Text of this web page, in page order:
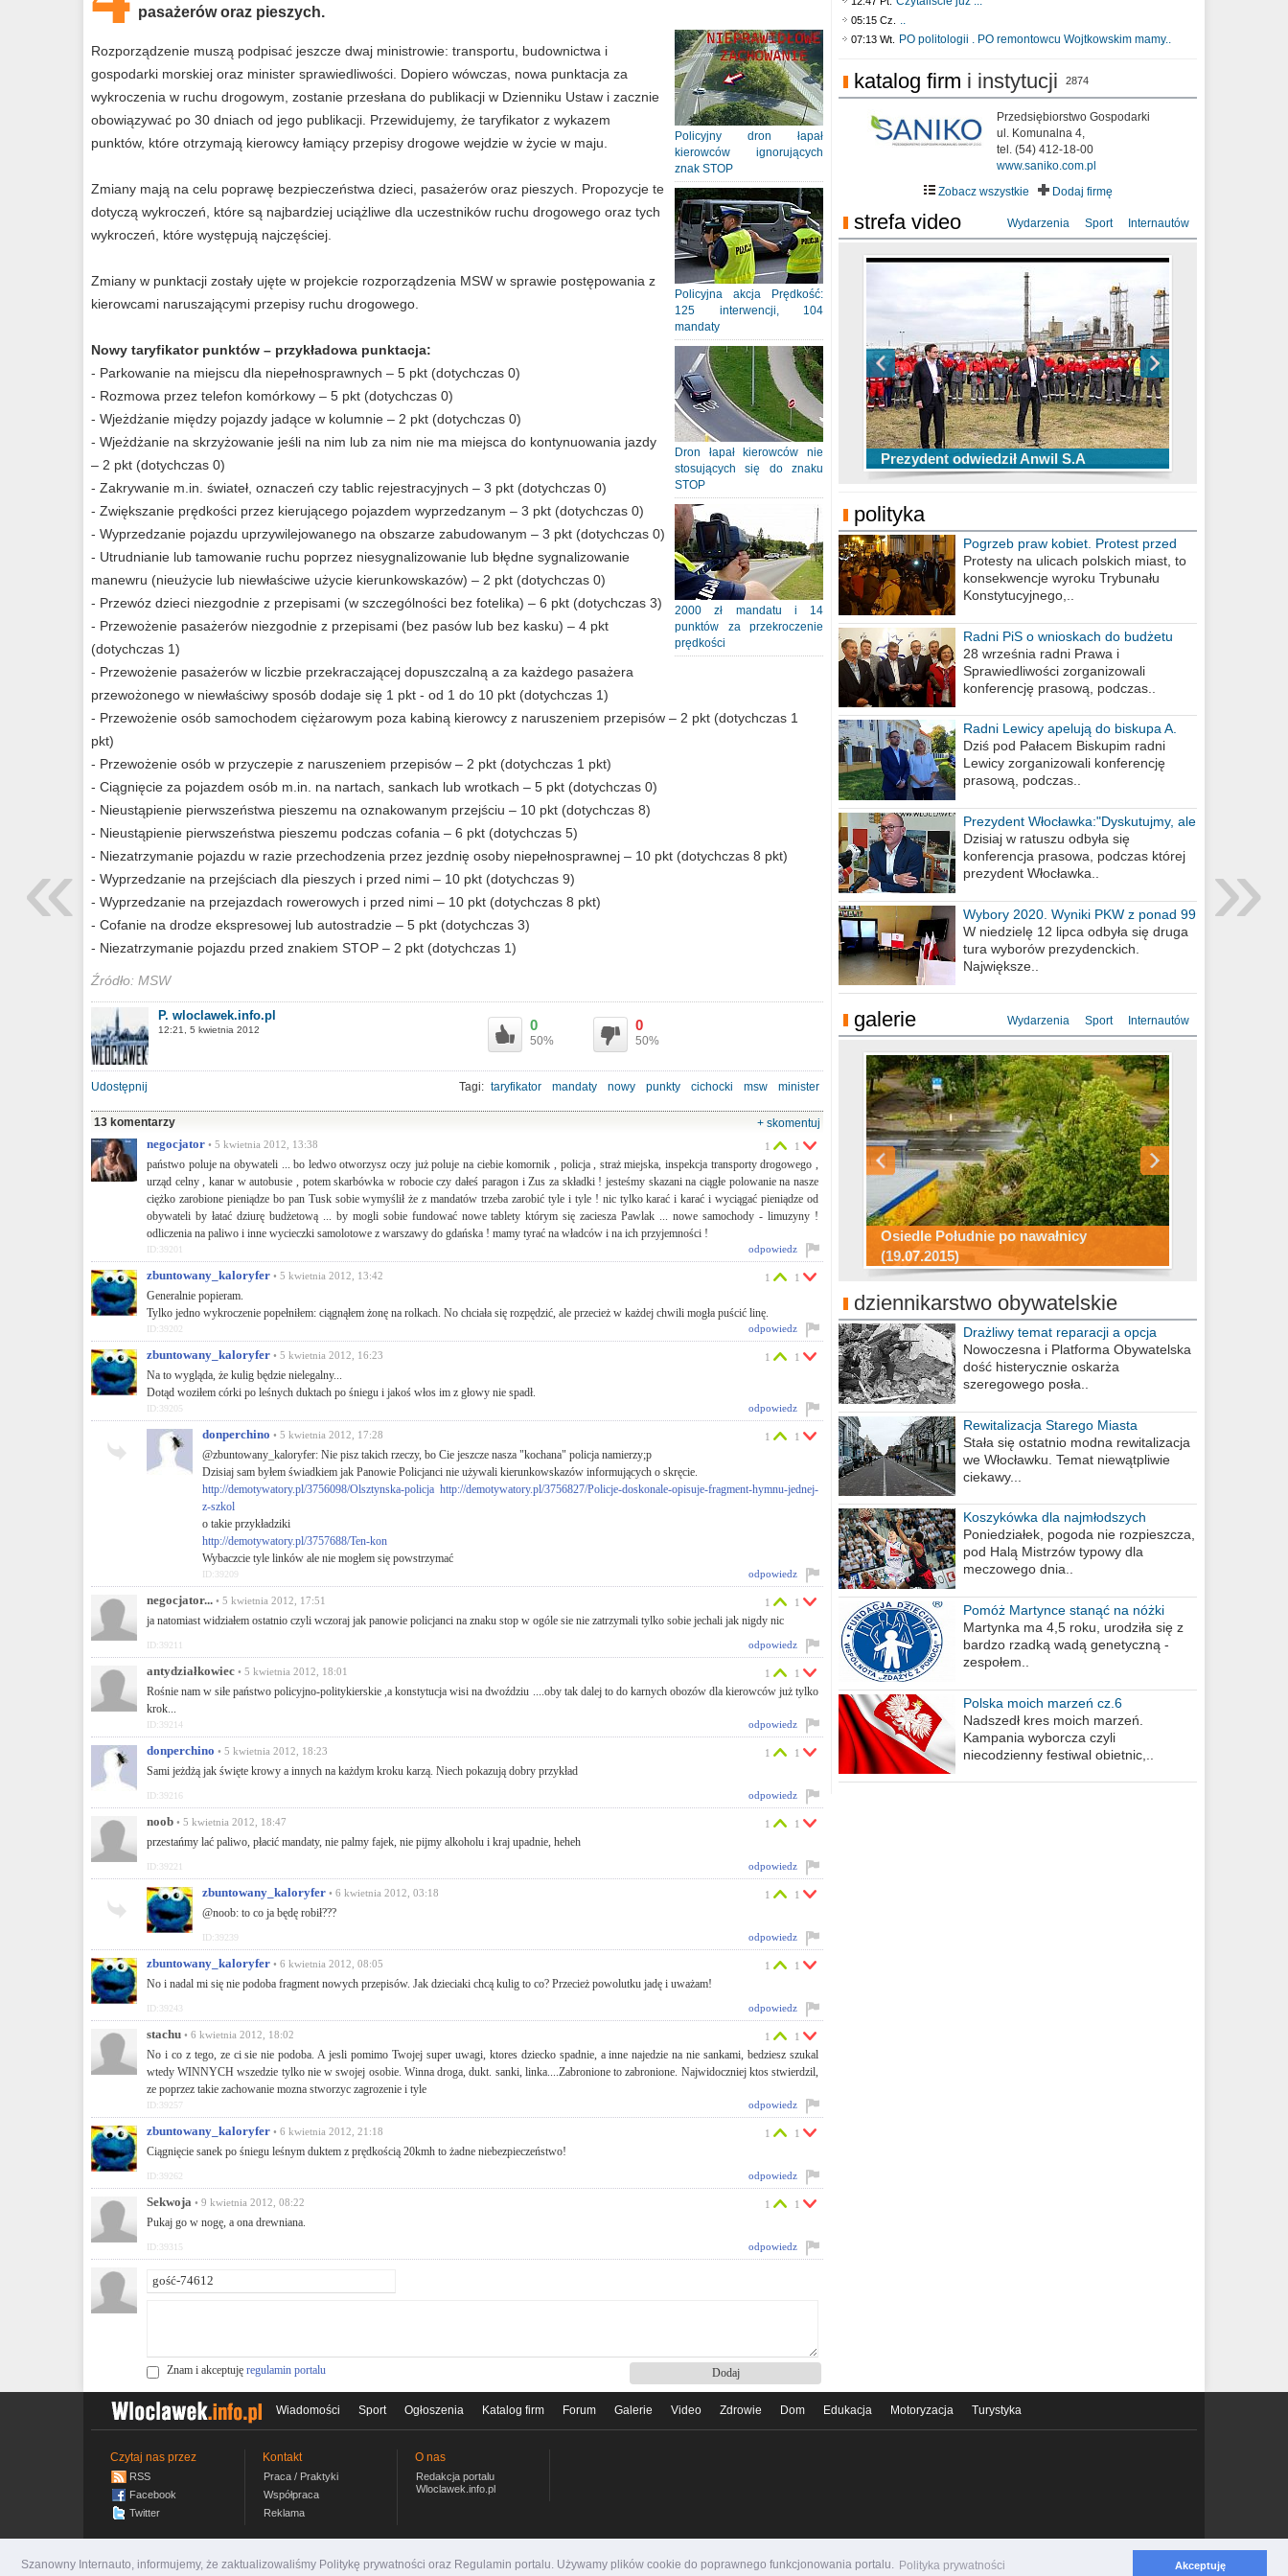
Szanowny Internauto, informujemy, że zaktualizowaliśmy Politykę prywatności oraz Regulamin portalu. Używamy plików cookie do poprawnego funkcjonowania portalu. Polityka prywatności Akceptuję
pasażerów oraz pieszych.
Policyjny dron łapał
kierowców ignorujących
znak STOP
Policyjna akcja Prędkość:
125 interwencji, 104
mandaty
Dron łapał kierowców nie
stosujących się do znaku
STOP
2000 zł mandatu i 14
punktów za przekroczenie
prędkości
Rozporządzenie muszą podpisać jeszcze dwaj ministrowie: transportu, budownictwa i
gospodarki morskiej oraz minister sprawiedliwości. Dopiero wówczas, nowa punktacja za
wykroczenia w ruchu drogowym, zostanie przesłana do publikacji w Dzienniku Ustaw i zacznie
obowiązywać po 30 dniach od jego publikacji. Przewidujemy, że taryfikator z wykazem
punktów, które otrzymają kierowcy łamiący przepisy drogowe wejdzie w życie w maju.
Zmiany mają na celu poprawę bezpieczeństwa dzieci, pasażerów oraz pieszych. Propozycje te
dotyczą wykroczeń, które są najbardziej uciążliwe dla uczestników ruchu drogowego oraz tych
wykroczeń, które występują najczęściej.
Zmiany w punktacji zostały ujęte w projekcie rozporządzenia MSW w sprawie postępowania z
kierowcami naruszającymi przepisy ruchu drogowego.
Nowy taryfikator punktów – przykładowa punktacja:
- Parkowanie na miejscu dla niepełnosprawnych – 5 pkt (dotychczas 0)
- Rozmowa przez telefon komórkowy – 5 pkt (dotychczas 0)
- Wjeżdżanie między pojazdy jadące w kolumnie – 2 pkt (dotychczas 0)
- Wjeżdżanie na skrzyżowanie jeśli na nim lub za nim nie ma miejsca do kontynuowania jazdy
– 2 pkt (dotychczas 0)
- Zakrywanie m.in. świateł, oznaczeń czy tablic rejestracyjnych – 3 pkt (dotychczas 0)
- Zwiększanie prędkości przez kierującego pojazdem wyprzedzanym – 3 pkt (dotychczas 0)
- Wyprzedzanie pojazdu uprzywilejowanego na obszarze zabudowanym – 3 pkt (dotychczas 0)
- Utrudnianie lub tamowanie ruchu poprzez niesygnalizowanie lub błędne sygnalizowanie
manewru (nieużycie lub niewłaściwe użycie kierunkowskazów) – 2 pkt (dotychczas 0)
- Przewóz dzieci niezgodnie z przepisami (w szczególności bez fotelika) – 6 pkt (dotychczas 3)
- Przewożenie pasażerów niezgodnie z przepisami (bez pasów lub bez kasku) – 4 pkt
(dotychczas 1)
- Przewożenie pasażerów w liczbie przekraczającej dopuszczalną a za każdego pasażera
przewożonego w niewłaściwy sposób dodaje się 1 pkt - od 1 do 10 pkt (dotychczas 1)
- Przewożenie osób samochodem ciężarowym poza kabiną kierowcy z naruszeniem przepisów – 2 pkt (dotychczas 1
pkt)
- Przewożenie osób w przyczepie z naruszeniem przepisów – 2 pkt (dotychczas 1 pkt)
- Ciągnięcie za pojazdem osób m.in. na nartach, sankach lub wrotkach – 5 pkt (dotychczas 0)
- Nieustąpienie pierwszeństwa pieszemu na oznakowanym przejściu – 10 pkt (dotychczas 8)
- Nieustąpienie pierwszeństwa pieszemu podczas cofania – 6 pkt (dotychczas 5)
- Niezatrzymanie pojazdu w razie przechodzenia przez jezdnię osoby niepełnosprawnej – 10 pkt (dotychczas 8 pkt)
- Wyprzedzanie na przejściach dla pieszych i przed nimi – 10 pkt (dotychczas 9)
- Wyprzedzanie na przejazdach rowerowych i przed nimi – 10 pkt (dotychczas 8 pkt)
- Cofanie na drodze ekspresowej lub autostradzie – 5 pkt (dotychczas 3)
- Niezatrzymanie pojazdu przed znakiem STOP – 2 pkt (dotychczas 1)
Źródło: MSW
P. wloclawek.info.pl
12:21, 5 kwietnia 2012 0
50%
0
50%
Udostępnij Tagi: taryfikator mandaty nowy punkty cichocki msw
minister
13 komentarzy
+ skomentuj
negocjator • 5 kwietnia 2012, 13:38
państwo poluje na obywateli ... bo ledwo otworzysz oczy już poluje na ciebie komornik , policja , straż miejska, inspekcja transporty drogowego ,
urząd celny , kanar w autobusie , potem skarbówka w robocie czy dałeś paragon i Zus za składki ! jesteśmy skazani na ciągłe polowanie na nasze
ciężko zarobione pieniądze bo pan Tusk sobie wymyślił że z mandatów trzeba zarobić tyle i tyle ! nic tylko karać i karać i wyciągać pieniądze od
obywateli by łatać dziurę budżetową ... by mogli sobie fundować nowe tablety którym się zaciesza Pawlak ... nowe samochody - limuzyny !
odliczenia na paliwo i inne wycieczki samolotowe z warszawy do gdańska ! mamy tyrać na władców i na ich przyjemności !
1 1
odpowiedz
ID:39201
zbuntowany_kaloryfer • 5 kwietnia 2012, 13:42
Generalnie popieram.
Tylko jedno wykroczenie popełniłem: ciągnąłem żonę na rolkach. No chciała się rozpędzić, ale przecież w każdej chwili mogła puścić linę.
1 1
odpowiedz
ID:39202
zbuntowany_kaloryfer • 5 kwietnia 2012, 16:23
Na to wygląda, że kulig będzie nielegalny...
Dotąd woziłem córki po leśnych duktach po śniegu i jakoś włos im z głowy nie spadł.
1 1
odpowiedz
ID:39205
donperchino • 5 kwietnia 2012, 17:28
@zbuntowany_kaloryfer: Nie pisz takich rzeczy, bo Cie jeszcze nasza "kochana" policja namierzy;p
Dzisiaj sam byłem świadkiem jak Panowie Policjanci nie używali kierunkowskazów informujących o skręcie.
http://demotywatory.pl/3756098/Olsztynska-policja http://demotywatory.pl/3756827/Policje-doskonale-opisuje-fragment-hymnu-jednej-
z-szkol
o takie przykładziki
http://demotywatory.pl/3757688/Ten-kon
Wybaczcie tyle linków ale nie mogłem się powstrzymać
1 1
odpowiedz
ID:39209
negocjator... • 5 kwietnia 2012, 17:51
ja natomiast widziałem ostatnio czyli wczoraj jak panowie policjanci na znaku stop w ogóle sie nie zatrzymali tylko sobie jechali jak nigdy nic
1 1
odpowiedz
ID:39211
antydziałkowiec • 5 kwietnia 2012, 18:01
Rośnie nam w siłe państwo policyjno-politykierskie ,a konstytucja wisi na dwoździu ....oby tak dalej to do karnych obozów dla kierowców już tylko
krok...
1 1
odpowiedz
ID:39214
donperchino • 5 kwietnia 2012, 18:23
Sami jeżdżą jak święte krowy a innych na każdym kroku karzą. Niech pokazują dobry przykład
1 1
odpowiedz
ID:39216
noob • 5 kwietnia 2012, 18:47
przestańmy lać paliwo, płacić mandaty, nie palmy fajek, nie pijmy alkoholu i kraj upadnie, heheh
1 1
odpowiedz
ID:39221
zbuntowany_kaloryfer • 6 kwietnia 2012, 03:18
@noob: to co ja będę robił???
1 1
odpowiedz
ID:39239
zbuntowany_kaloryfer • 6 kwietnia 2012, 08:05
No i nadal mi się nie podoba fragment nowych przepisów. Jak dzieciaki chcą kulig to co? Przecież powolutku jadę i uważam!
1 1
odpowiedz
ID:39243
stachu • 6 kwietnia 2012, 18:02
No i co z tego, ze ci sie nie podoba. A jesli pomimo Twojej super uwagi, ktores dziecko spadnie, a inne najedzie na nie sankami, bedziesz szukal
wtedy WINNYCH wszedzie tylko nie w swojej osobie. Winna droga, dukt. sanki, linka....Zabronione to zabronione. Najwidoczniej ktos stwierdzil,
ze poprzez takie zachowanie mozna stworzyc zagrozenie i tyle
1 1
odpowiedz
ID:39257
zbuntowany_kaloryfer • 6 kwietnia 2012, 21:18
Ciągnięcie sanek po śniegu leśnym duktem z prędkością 20kmh to żadne niebezpieczeństwo!
1 1
odpowiedz
ID:39262
Sekwoja • 9 kwietnia 2012, 08:22
Pukaj go w nogę, a ona drewniana.
1 1
odpowiedz
ID:39315
Znam i akceptuję regulamin portalu
05:15 Cz. ..
07:13 Wt. PO politologii . PO remontowcu Wojtkowskim mamy..
katalog firm i instytucji 2874
Przedsiębiorstwo Gospodarki
ul. Komunalna 4,
tel. (54) 412-18-00
www.saniko.com.pl
Zobacz wszystkie
Dodaj firmę
strefa video Wydarzenia Sport Internautów
Prezydent odwiedził Anwil S.A
TOP 10 przechwytów Anwilu Włocławek
w EBL w sezonie 2019/2020
TOP 5 rzutów Anwilu Włocławek w BCL
w sezonie 2019/2020
Ni To Ponk - W oczach mamy strach
sixf33t .Last Year DRONE FOOTAGE
Włocławek
XXIII Sesja Rady Miasta Włocławek VIII
kadencji w dniu 09.06.2020 r.
polityka
Pogrzeb praw kobiet. Protest przed
biurem poselskim PiS
Protesty na ulicach polskich miast, to
konsekwencje wyroku Trybunału
Konstytucyjnego,..
Radni PiS o wnioskach do budżetu
miasta na 2021 rok
28 września radni Prawa i
Sprawiedliwości zorganizowali
konferencję prasową, podczas..
Radni Lewicy apelują do biskupa A.
Wiesława Meringa
Dziś pod Pałacem Biskupim radni
Lewicy zorganizowali konferencję
prasową, podczas..
Prezydent Włocławka:"Dyskutujmy, ale
nie obrażajmy się”
Dzisiaj w ratuszu odbyła się
konferencja prasowa, podczas której
prezydent Włocławka..
Wybory 2020. Wyniki PKW z ponad 99
procent obwodów
W niedzielę 12 lipca odbyła się druga
tura wyborów prezydenckich.
Największe..
galerie Wydarzenia Sport Internautów
Osiedle Południe po nawałnicy
(19.07.2015)
Wizytówka Włocławka
polowanie wigilijne 2014
Miasto kładzie się do snu .
Konkurs fotograficzny "Co to za
miejsca"
Ścieżka rowerowa w naszym mieście
dziennikarstwo obywatelskie
Drażliwy temat reparacji a opcja
berlińska
Nowoczesna i Platforma Obywatelska
dość histerycznie oskarża
szeregowego posła..
Rewitalizacja Starego Miasta
Stała się ostatnio modna rewitalizacja
we Włocławku. Temat niewątpliwie
ciekawy...
Koszykówka dla najmłodszych
Poniedziałek, pogoda nie rozpieszcza,
pod Halą Mistrzów typowy dla
meczowego dnia..
Pomóż Martynce stanąć na nóżki
Martynka ma 4,5 roku, urodziła się z
bardzo rzadką wadą genetyczną -
zespołem..
Polska moich marzeń cz.6
Nadszedł kres moich marzeń.
Kampania wyborcza czyli
niecodzienny festiwal obietnic,..
Wiadomości Sport Ogłoszenia Katalog firm Forum Galerie Video Zdrowie Dom Edukacja Motoryzacja Turystyka
Czytaj nas przez
RSS
Facebook
Twitter
Kontakt
Praca / Praktyki
Współpraca
Reklama
O nas
Redakcja portalu
Wloclawek.info.pl
wloclawek.info.pl © 2007-2026 Włocławski Portal informacyjny Polityka prywatności
»
«